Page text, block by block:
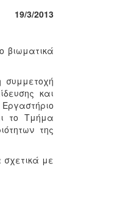
19/3/2013
βιωματικά
συμμετοχή
και
το Τμήμα
της
σχετικά με